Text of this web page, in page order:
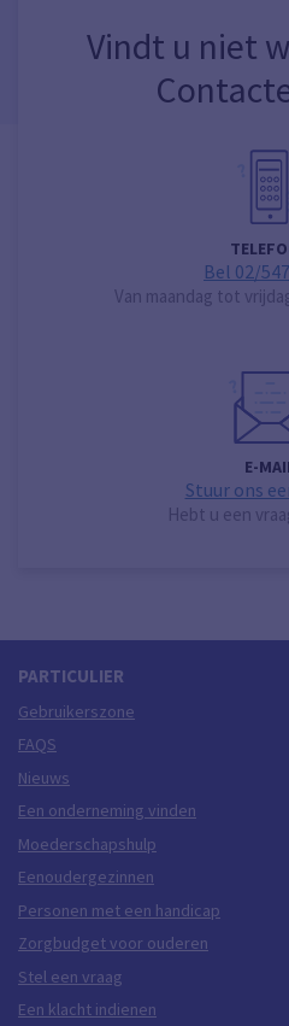
Vindt u niet
Bel 02/
Van maandag tot
E-
Stuur ons
Hebt u een
PARTICULIER
Gebruikerszone
FAQS
Nieuws
Een onderneming vinden
Moederschapshulp
Eenoudergezinnen
Personen met een handicap
Zorgbudget voor ouderen
Stel een vraag
Een klacht indienen